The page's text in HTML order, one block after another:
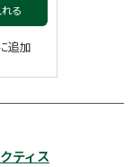
る
追加
ティス